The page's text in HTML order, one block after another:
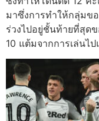
มาซึ่งการทำให้กลุ่มข
ร่วงไปอยู่ชั้นท้ายที่สุด
10 แต้มจากการเล่นไ